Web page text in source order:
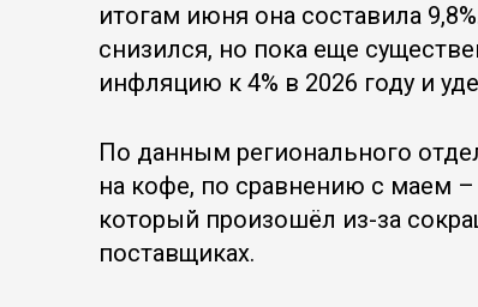
итогам июня она составила
снизился, но пока еще
инфляцию к 4% в 2026 году и
По данным регионального
на кофе, по сравнению с маем –
который произошёл из-за
поставщиках.